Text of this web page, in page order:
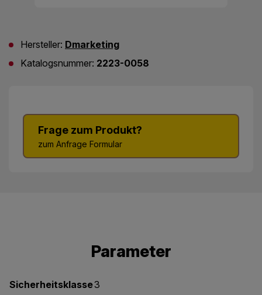
Frage zum Produkt?
zum Anfrage Formular
Hersteller: Dmarketing
Katalogsnummer: 2223-0058
Parameter
Sicherheitsklasse3